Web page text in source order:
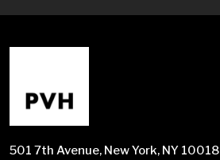
501 7th Avenue, New York, NY 10018